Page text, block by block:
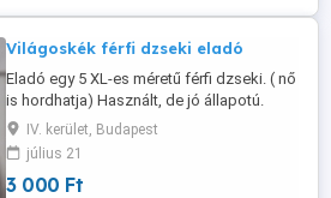
Világoskék férfi dzseki eladó
Eladó egy 5 XL-es méretű férfi dzseki. ( nő
is hordhatja) Használt, de jó állapotú.
Világoskék színű. Ujj hossza 65 cm. Mell
szélessége: 130 cm Hossza elöl 82 cm,
hátul 87 cm. Újpesten személyesen
átvehető. Szállítás csak Foxpost
IV. kerület, Budapest
július 21
3 000 Ft